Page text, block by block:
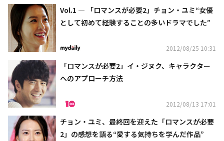
Vol.1 ― 「ロマンスが必要2」チョン・ユミ“女優
として初めて経験することの多いドラマでした”
2012/08/25 10:31
「ロマンスが必要2」イ・ジヌク、キャラクター
へのアプローチ方法
2012/08/13 17:01
チョン・ユミ、最終回を迎えた「ロマンスが必要
2」の感想を語る“愛する気持ちを学んだ作品”